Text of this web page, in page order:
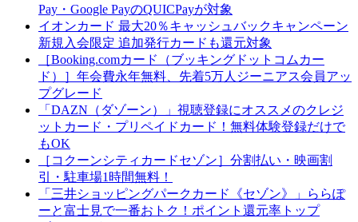
Pay・Google PayのQUICPayが対象
イオンカード 最大20％キャッシュバックキャンペーン
新規入会限定 追加発行カードも還元対象
［Booking.comカード（ブッキングドットコムカー
ド）］年会費永年無料、先着5万人ジーニアス会員アッ
プグレード
「DAZN（ダゾーン）」視聴登録にオススメのクレジ
ットカード・プリペイドカード！無料体験登録だけで
もOK
［コクーンシティカードセゾン］分割払い・映画割
引・駐車場1時間無料！
「三井ショッピングパークカード《セゾン》」ららぽ
ーと富士見で一番おトク！ポイント還元率トップ